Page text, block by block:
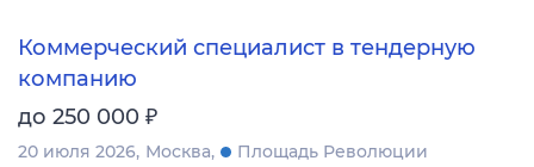
Коммерческий специалист в тендерную
компанию
до 250 000 ₽
20 июля 2026 Москва
Площадь Революции